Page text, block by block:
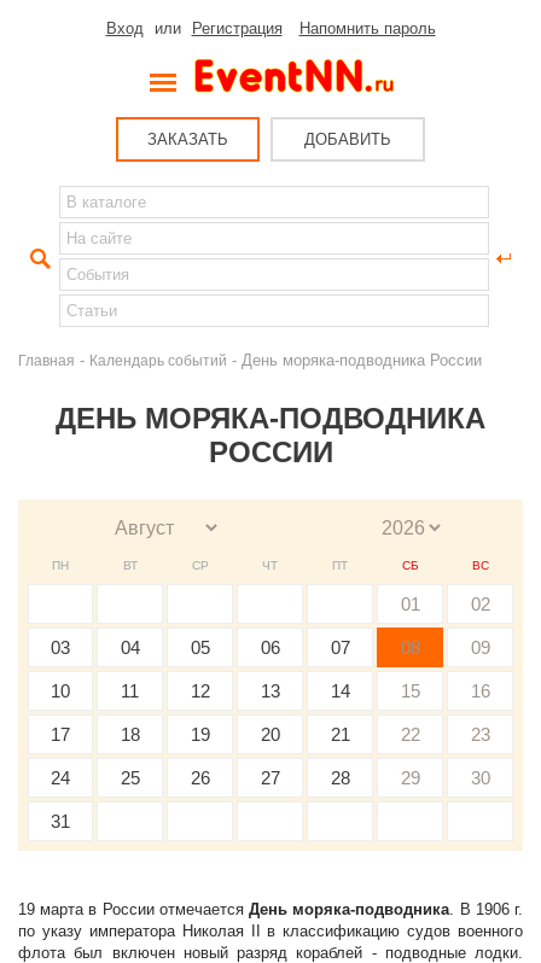
Вход или Регистрация Напомнить пароль
ЗАКАЗАТЬ ДОБАВИТЬ
Главная - Календарь событий - День моряка-подводника России
ДЕНЬ МОРЯКА-ПОДВОДНИКА
РОССИИ
ПН ВТ СР ЧТ ПТ СБ ВС
01 02
03 04 05 06 07 08 09
10 11 12 13 14 15 16
17 18 19 20 21 22 23
24 25 26 27 28 29 30
31
19 марта в России отмечаетсяДень моряка-подводника. В 1906 г.
по указу императора Николая II в классификацию судов военного
флота был включен новый разряд кораблей - подводные лодки.